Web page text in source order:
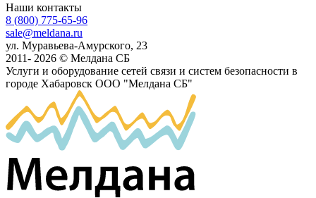
Наши контакты
8 (800) 775-65-96
sale@meldana.ru
ул. Муравьева-Амурского, 23
2011- 2026 © Мелдана СБ
Услуги и оборудование сетей связи и систем безопасности в
городе Хабаровск ООО "Мелдана СБ"